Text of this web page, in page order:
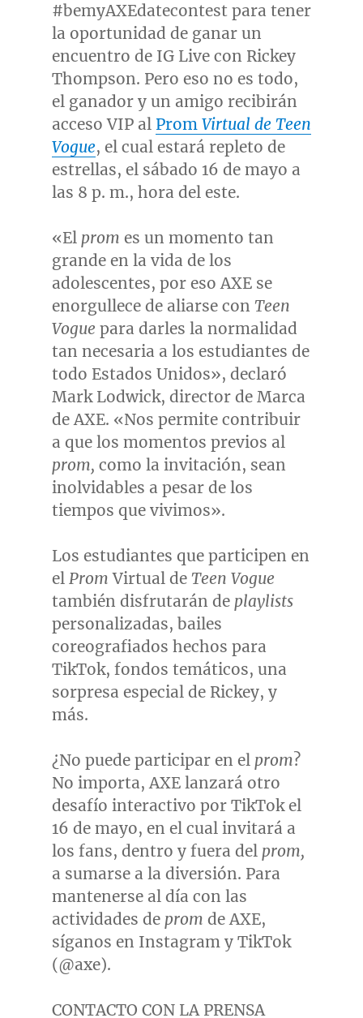
#bemyAXEdatecontest para tener
la oportunidad de ganar un
encuentro de IG Live con Rickey
Thompson. Pero eso no es todo,
el ganador y un amigo recibirán
acceso VIP al PromVirtual de Teen
Vogue, el cual estará repleto de
estrellas, el sábado 16 de mayo a
las 8 p. m., hora del este.
«El prom es un momento tan
grande en la vida de los
adolescentes, por eso AXE se
enorgullece de aliarse con Teen
Vogue para darles la normalidad
tan necesaria a los estudiantes de
todo Estados Unidos», declaró
Mark Lodwick, director de Marca
de AXE. «Nos permite contribuir
a que los momentos previos al
prom, como la invitación, sean
inolvidables a pesar de los
tiempos que vivimos».
Los estudiantes que participen en
el Prom Virtual de Teen Vogue
también disfrutarán de playlists
personalizadas, bailes
coreografiados hechos para
TikTok, fondos temáticos, una
sorpresa especial de Rickey, y
más.
¿No puede participar en el prom?
No importa, AXE lanzará otro
desafío interactivo por TikTok el
16 de mayo, en el cual invitará a
los fans, dentro y fuera del prom,
a sumarse a la diversión. Para
mantenerse al día con las
actividades de prom de AXE,
síganos en Instagram y TikTok
(@axe).
CONTACTO CON LA PRENSA